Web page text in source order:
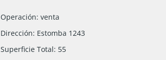
Operación: venta
Dirección: Estomba 1243
Superficie Total: 55